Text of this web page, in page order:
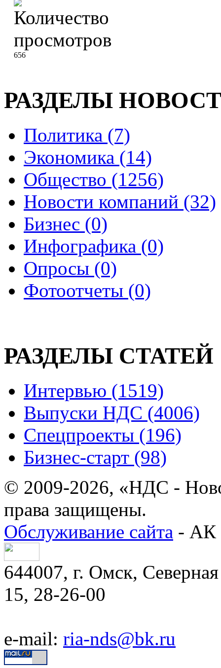
656
РАЗДЕЛЫ
Политика (7)
Экономика (14)
Общество (1256)
Новости компаний (32)
Бизнес (0)
Инфографика (0)
Опросы (0)
Фотоотчеты (0)
РАЗДЕЛЫ СТАТЕЙ
Интервью (1519)
Выпуски НДС (4006)
Спецпроекты (196)
Бизнес-старт (98)
© 2009-2026, «НДС -
права защищены.
Обслуживание сайта - АК
644007, г. Омск,
15, 28-26-00
e-mail: ria-nds@bk.ru